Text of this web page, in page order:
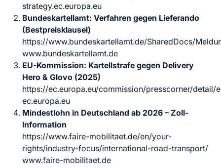
strategy.ec.europa.eu
Bundeskartellamt: Verfahren gegen Lieferando
(Bestpreisklausel)
https://www.bundeskartellamt.de/SharedDocs/
www.bundeskartellamt.de
EU-Kommission: Kartellstrafe gegen Delivery
Hero & Glovo (2025)
https://ec.europa.eu/commission/presscorner/detail/
ec.europa.eu
Mindestlohn in Deutschland ab 2026 – Zoll-
Information
https://www.faire-mobilitaet.de/en/your-
rights/industry-focus/international-road-transport/
www.faire-mobilitaet.de